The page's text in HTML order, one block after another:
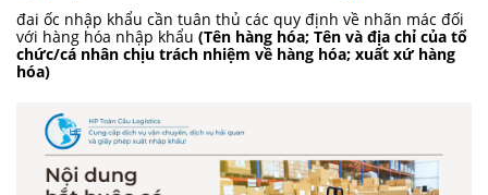
đai ốc nhập khẩu cần tuân thủ các quy định về nhãn mác đối
với hàng hóa nhập khẩu (Tên hàng hóa; Tên và địa chỉ của tổ
chức/cá nhân chịu trách nhiệm về hàng hóa; xuất xứ hàng
hóa)